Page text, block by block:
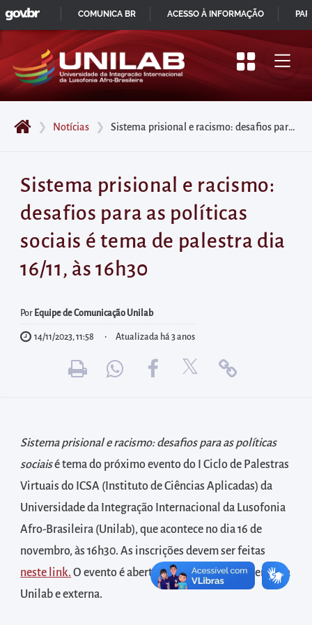
Pular
para
início
do
principal
Acessar
diretamente
menu
principal
diretamente
à
informações
postas
no
rodapé
❯ Notícias ❯ Sistema prisional e racismo: desafios para as políticas sociais é tema de palestra dia 16/11, às 16h30
Sistema prisional e racismo:
desafios para as políticas
sociais é tema de palestra dia
16/11, às 16h30
Por Equipe de Comunicação Unilab
14/11/2023, 11:58 Atualizada há 3 anos
Sistema prisional e racismo: desafios para as políticas
sociaisé tema do próximo evento do I Ciclo de Palestras
Virtuais do ICSA (Instituto de Ciências Aplicadas) da
Universidade da Integração Internacional da Lusofonia
Afro-Brasileira (Unilab), que acontece no dia 16 de
novembro, às 16h30. As inscrições devem ser feitas
neste link. O evento é aberto às comunidades interna da
Unilab e externa.
IR
PARA
CONTEÚDO
GOVBR
COMUNICA BR ACESSO À INFORMAÇÃO